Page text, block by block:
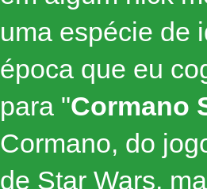
uma espécie de
época que eu
para "Cormano
Cormano, do
de Star Wars,